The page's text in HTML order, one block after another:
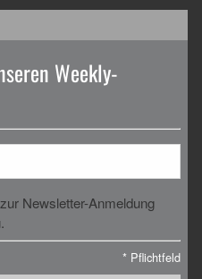
Weekly-
Newsletter-Anmeldung
* Pflichtfeld